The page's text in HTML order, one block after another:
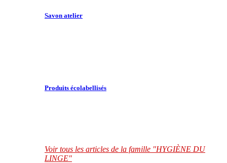
Savon atelier
Produits écolabellisés
Voir tous les articles de la famille "HYGIÈNE DU
LINGE"